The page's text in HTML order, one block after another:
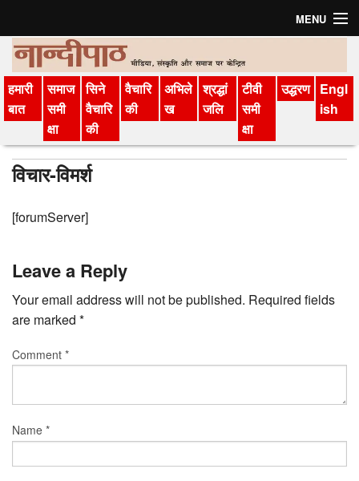
MENU
मुखपृष्ठ
संग्रह
अगले अंक की सामग्री
विचार-विमर्श
हमारी बात
मीडिया वैचारिकी
अभिलेख
फिल्म समीक्षा
हमारी
बात
समाज
समी
क्षा
सिने
वैचारि
की
वैचारि
की
अभिले
ख
श्रद्धां
जलि
टीवी
समी
क्षा
उद्धरण Engl
ish
विचार-विमर्श
[forumServer]
Leave a Reply
Your email address will not be published. Required fields
are marked *
Comment *
Name *